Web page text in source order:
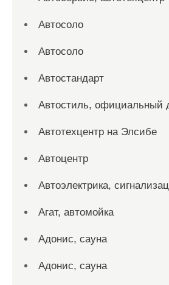
Автосоло
Автосоло
Автостандарт
Автостиль, официальный
Автотехцентр на Элсибе
Автоцентр
Автоэлектрика,
Агат, автомойка
Адонис, сауна
Адонис, сауна